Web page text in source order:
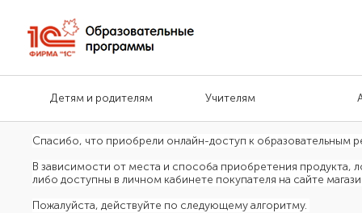
Детям и родителям Учителям
Спасибо, что приобрели онлайн-доступ к образовательным
В зависимости от места и способа приобретения продукта,
либо доступны в личном кабинете покупателя на сайте
Пожалуйста, действуйте по следующему алгоритму.